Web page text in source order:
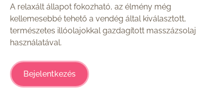
A relaxált állapot fokozható, az élmény még
kellemesebbé tehető a vendég által kiválasztott,
természetes illóolajokkal gazdagított masszázsolaj
használatával.
Bejelentkezés